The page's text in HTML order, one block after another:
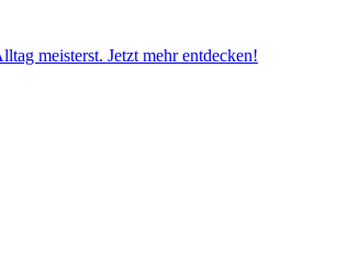
meisterst. Jetzt mehr entdecken!